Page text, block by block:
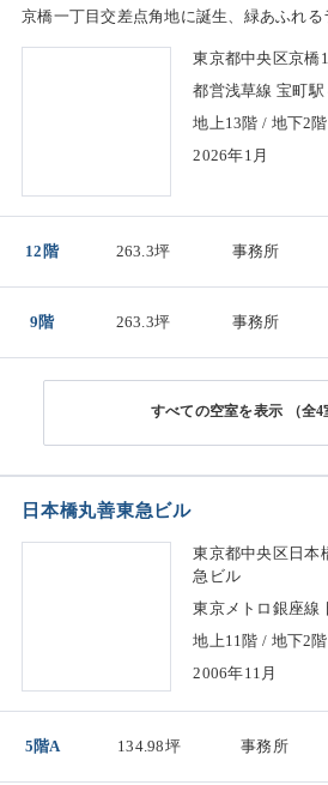
京橋一丁目交差点角地に誕生、緑あふれ
東京都中央区京橋
都営浅草線 宝町駅
地上13階 / 地下2階
2026年1月
12階 263.3坪 事務所
9階 263.3坪 事務所
（全4
日本橋丸善東急ビル
東京都中央区日本
急ビル
東京メトロ銀座線
地上11階 / 地下2階
2006年11月
5階A 134.98坪 事務所